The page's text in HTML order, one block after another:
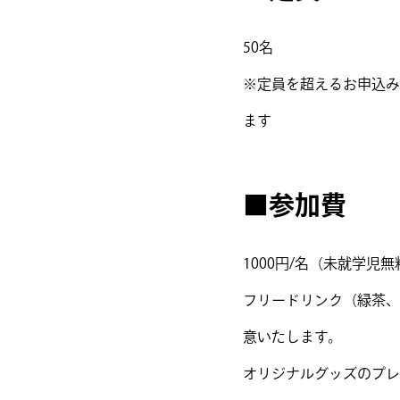
50名
※定員を超えるお申込
ます
■参加費
1000円/名（未就学児無
フリードリンク（緑茶
意いたします。
オリジナルグッズのプ